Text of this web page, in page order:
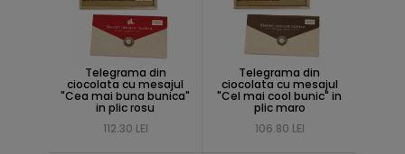
Telegrama din
ciocolata cu mesajul
"Cea mai buna bunica"
in plic rosu
112.30 LEI
Telegrama din
ciocolata cu mesajul
"Cel mai cool bunic" in
plic maro
106.80 LEI